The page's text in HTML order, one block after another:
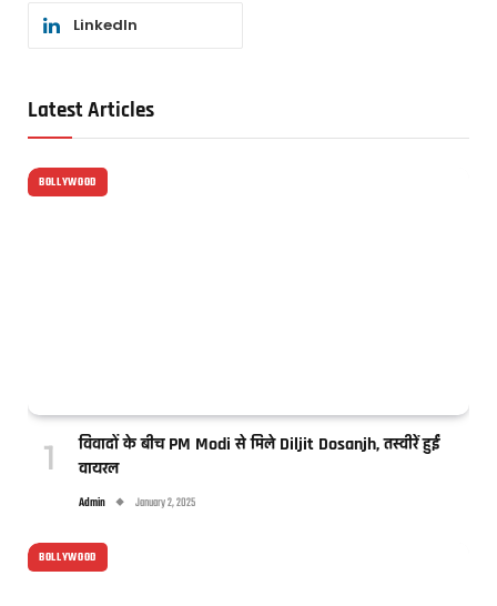
LinkedIn
Latest Articles
BOLLYWOOD
विवादों के बीच PM Modi से मिले Diljit Dosanjh, तस्वीरें हुईं
वायरल
Admin January 2, 2025
BOLLYWOOD